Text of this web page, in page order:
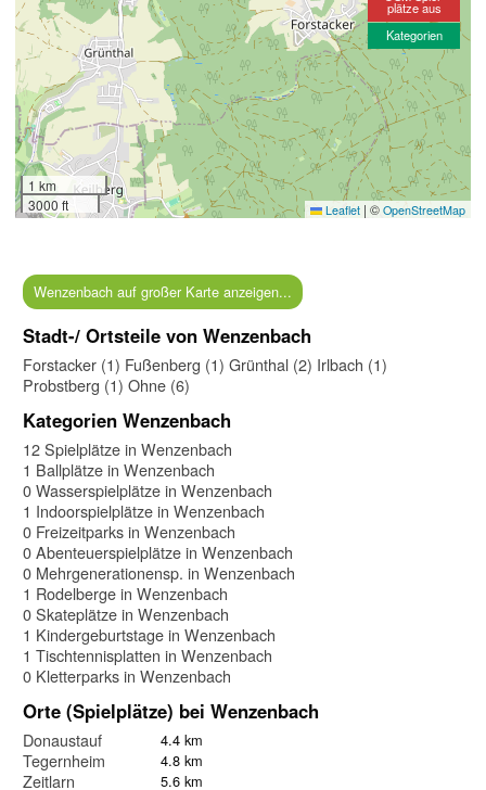
1 km
3000 ft
Leaflet | © OpenStreetMap
plätze aus
Kategorien
Wenzenbach auf großer Karte anzeigen...
Stadt-/ Ortsteile von Wenzenbach
Forstacker (1) Fußenberg (1) Grünthal (2) Irlbach (1)
Probstberg (1) Ohne (6)
Kategorien Wenzenbach
12 Spielplätze in Wenzenbach
1 Ballplätze in Wenzenbach
0 Wasserspielplätze in Wenzenbach
1 Indoorspielplätze in Wenzenbach
0 Freizeitparks in Wenzenbach
0 Abenteuerspielplätze in Wenzenbach
0 Mehrgenerationensp. in Wenzenbach
1 Rodelberge in Wenzenbach
0 Skateplätze in Wenzenbach
1 Kindergeburtstage in Wenzenbach
1 Tischtennisplatten in Wenzenbach
0 Kletterparks in Wenzenbach
Orte (Spielplätze) bei Wenzenbach
Donaustauf 4.4 km
Tegernheim 4.8 km
Zeitlarn 5.6 km